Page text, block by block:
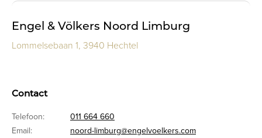
Engel & Völkers Noord Limburg
Lommelsebaan 1, 3940 Hechtel
Contact
Telefoon:
011 664 660
Email:
noord-limburg@engelvoelkers.com